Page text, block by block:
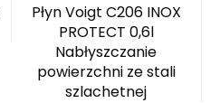
Płyn Voigt C206 INOX
PROTECT 0,6l
Nabłyszczanie
powierzchni ze stali
szlachetnej